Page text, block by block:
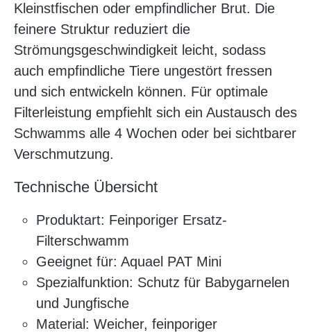
Kleinstfischen oder empfindlicher Brut. Die
feinere Struktur reduziert die
Strömungsgeschwindigkeit leicht, sodass
auch empfindliche Tiere ungestört fressen
und sich entwickeln können. Für optimale
Filterleistung empfiehlt sich ein Austausch des
Schwamms alle 4 Wochen oder bei sichtbarer
Verschmutzung.
Technische Übersicht
Produktart: Feinporiger Ersatz-
Filterschwamm
Geeignet für: Aquael PAT Mini
Spezialfunktion: Schutz für Babygarnelen
und Jungfische
Material: Weicher, feinporiger